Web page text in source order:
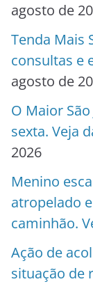
agosto de
Tenda Mais
consultas e
agosto de
O Maior
sexta. Veja
2026
Menino
atropelado
caminhão.
Ação de
situação de